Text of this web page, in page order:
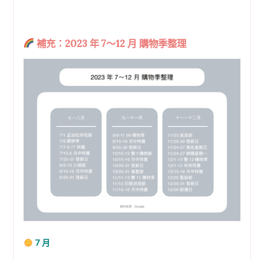
補充：2023 年 7～12 月 購物季整理
7 月